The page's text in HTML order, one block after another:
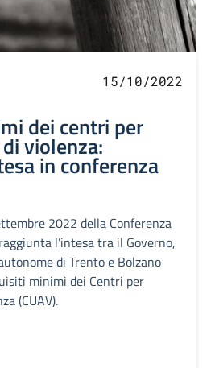
15/10/2022
dei centri per
violenza:
in conferenza
2022 della Conferenza
l’intesa tra il Governo,
di Trento e Bolzano
minimi dei Centri per
(CUAV).